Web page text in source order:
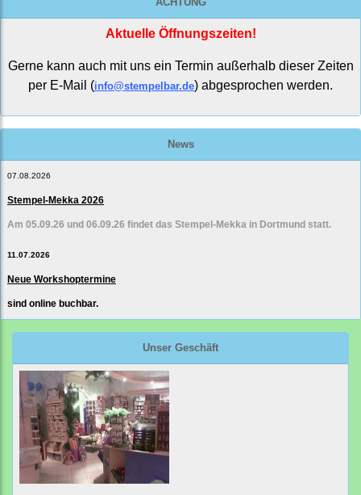
Aktuelle Öffnungszeiten!
Gerne kann auch mit uns ein Termin außerhalb dieser Zeiten
per E-Mail (info@stempelbar.de) abgesprochen werden.
News
07.08.2026
Stempel-Mekka 2026
Am 05.09.26 und 06.09.26 findet das Stempel-Mekka in Dortmund statt.
11.07.2026
Neue Workshoptermine
sind online buchbar.
Unser Geschäft